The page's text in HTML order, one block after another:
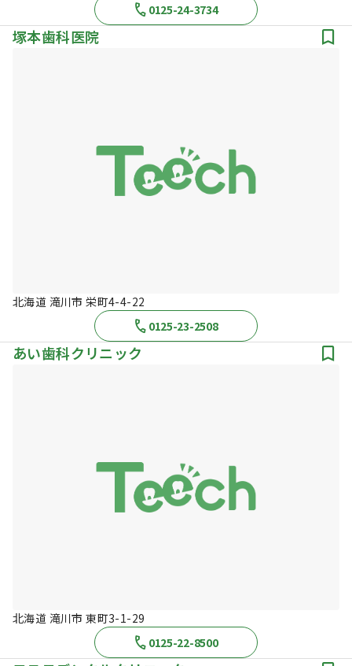
0125-24-3734
塚本歯科医院
北海道 滝川市 栄町4-4-22
0125-23-2508
あい歯科クリニック
北海道 滝川市 東町3-1-29
0125-22-8500